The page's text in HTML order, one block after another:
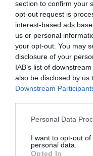
section to confirm your
opt-out request is
interest-based ads
us or personal
your opt-out. You may
disclosure of your
IAB’s list of
also be disclosed by us
Downstream
Please note that this
not limited to your visit
grant or deny consent
Personal Data
I want to opt-out
personal data.
Opted In
Ez is
Így